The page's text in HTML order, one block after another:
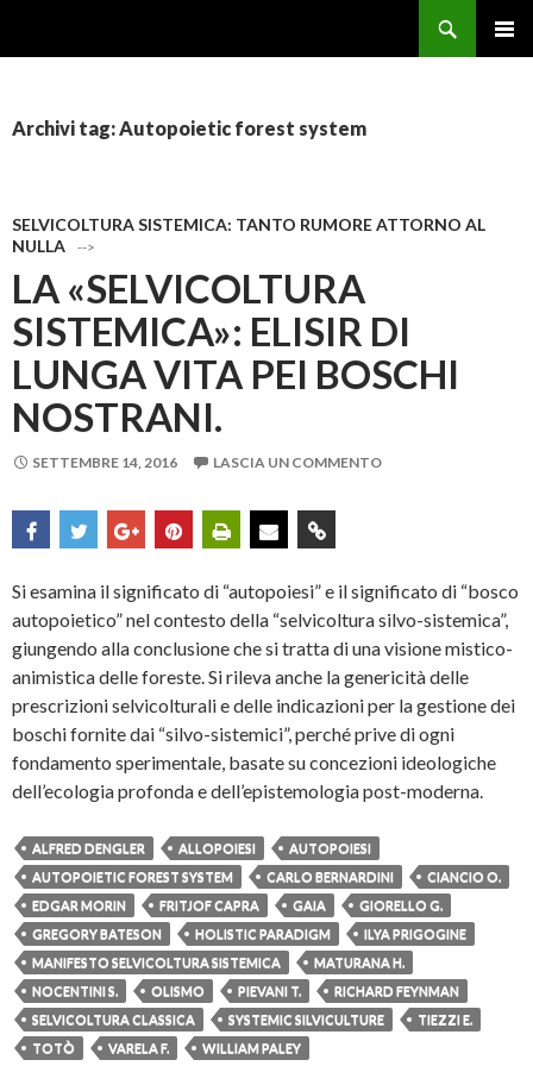
Archivi tag: Autopoietic forest system
SELVICOLTURA SISTEMICA: TANTO RUMORE ATTORNO AL
NULLA
-->
LA «SELVICOLTURA
SISTEMICA»: ELISIR DI
LUNGA VITA PEI BOSCHI
NOSTRANI.
SETTEMBRE 14, 2016 LASCIA UN COMMENTO
Si esamina il significato di “autopoiesi” e il significato di “bosco
autopoietico” nel contesto della “selvicoltura silvo-sistemica”,
giungendo alla conclusione che si tratta di una visione mistico-
animistica delle foreste. Si rileva anche la genericità delle
prescrizioni selvicolturali e delle indicazioni per la gestione dei
boschi fornite dai “silvo-sistemici”, perché prive di ogni
fondamento sperimentale, basate su concezioni ideologiche
dell’ecologia profonda e dell’epistemologia post-moderna.
ALFRED DENGLER ALLOPOIESI
AUTOPOIESI
AUTOPOIETIC FOREST SYSTEM
CARLO BERNARDINI
CIANCIO O.
EDGAR MORIN
FRITJOF CAPRA GAIA
GIORELLO G.
GREGORY BATESON
HOLISTIC PARADIGM
ILYA PRIGOGINE
MANIFESTO SELVICOLTURA SISTEMICA
MATURANA H.
NOCENTINI S.
OLISMO PIEVANI T.
RICHARD FEYNMAN
SELVICOLTURA CLASSICA
SYSTEMIC SILVICULTURE
TIEZZI E.
TOTÒ
VARELA F. WILLIAM PALEY